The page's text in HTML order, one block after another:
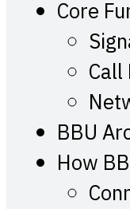
Core
BBU
How